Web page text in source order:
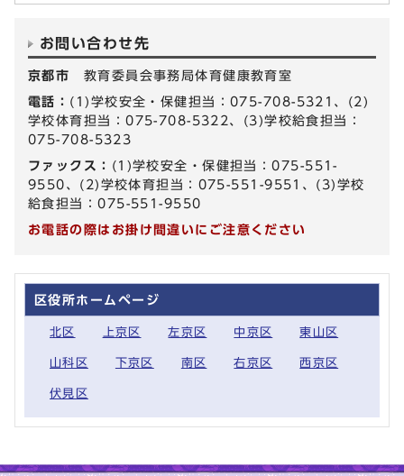
お問い合わせ先
京都市 教育委員会事務局体育健康教育室
電話： (1)学校安全・保健担当：075-708-5321、(2)
学校体育担当：075-708-5322、(3)学校給食担当：
075-708-5323
ファックス： (1)学校安全・保健担当：075-551-
9550、(2)学校体育担当：075-551-9551、(3)学校
給食担当：075-551-9550
お電話の際はお掛け間違いにご注意ください
区役所ホームページ
北区 上京区 左京区 中京区 東山区
山科区 下京区 南区 右京区 西京区
伏見区